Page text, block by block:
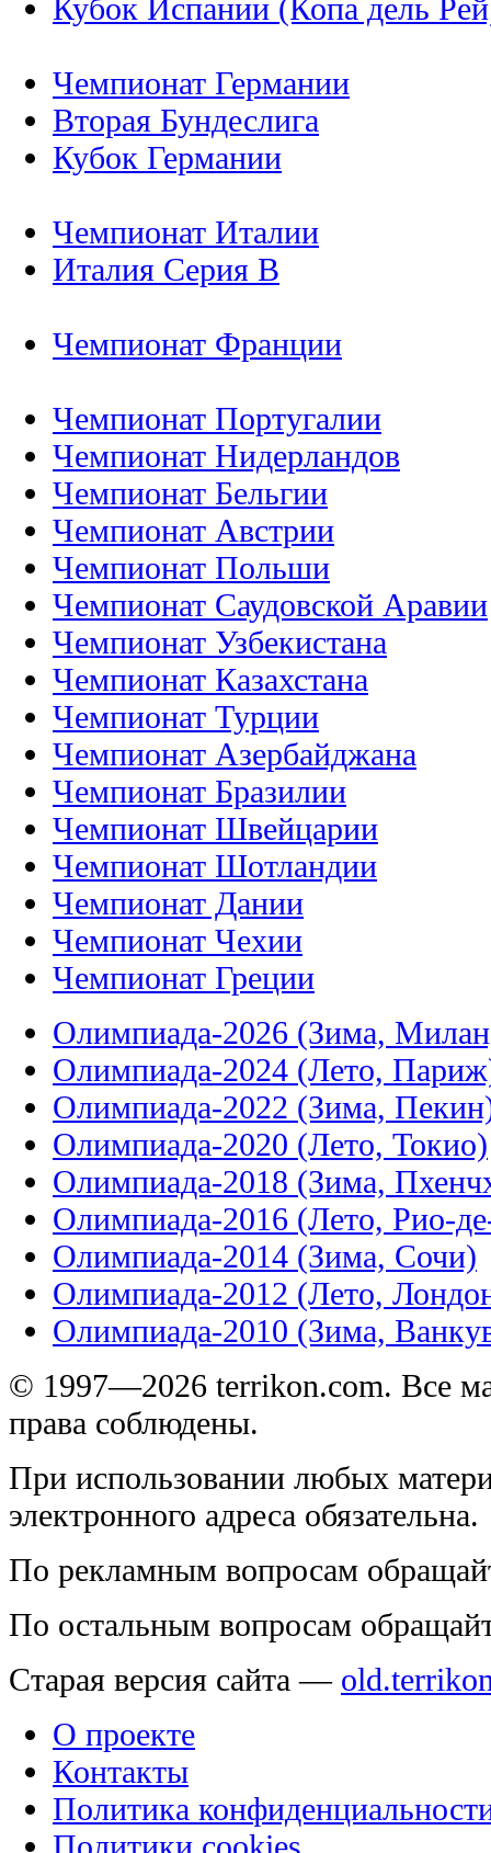
Кубок Испании (Копа дель
Чемпионат Германии
Вторая Бундеслига
Кубок Германии
Чемпионат Италии
Италия Серия B
Чемпионат Франции
Чемпионат Португалии
Чемпионат Нидерландов
Чемпионат Бельгии
Чемпионат Австрии
Чемпионат Польши
Чемпионат Саудовской Аравии
Чемпионат Узбекистана
Чемпионат Казахстана
Чемпионат Турции
Чемпионат Азербайджана
Чемпионат Бразилии
Чемпионат Швейцарии
Чемпионат Шотландии
Чемпионат Дании
Чемпионат Чехии
Чемпионат Греции
Олимпиада-2026 (Зима,
Олимпиада-2024 (Лето,
Олимпиада-2022 (Зима,
Олимпиада-2020 (Лето, Токио)
Олимпиада-2018 (Зима,
Олимпиада-2016 (Лето, Рио-
Олимпиада-2014 (Зима, Сочи)
Олимпиада-2012 (Лето,
Олимпиада-2010 (Зима,
© 1997—2026 terrikon.com. Все
права соблюдены.
При использовании любых
электронного адреса обязательна.
По рекламным вопросам
По остальным вопросам
Старая версия сайта —
О проекте
Контакты
Политика